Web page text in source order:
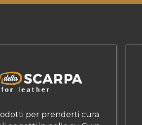
per prenderti cura